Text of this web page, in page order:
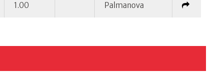
1.00 Palmanova